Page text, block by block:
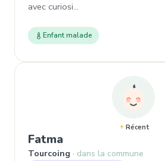
avec curiosi…
Enfant malade
Récent
Fatma
Tourcoing dans la commune